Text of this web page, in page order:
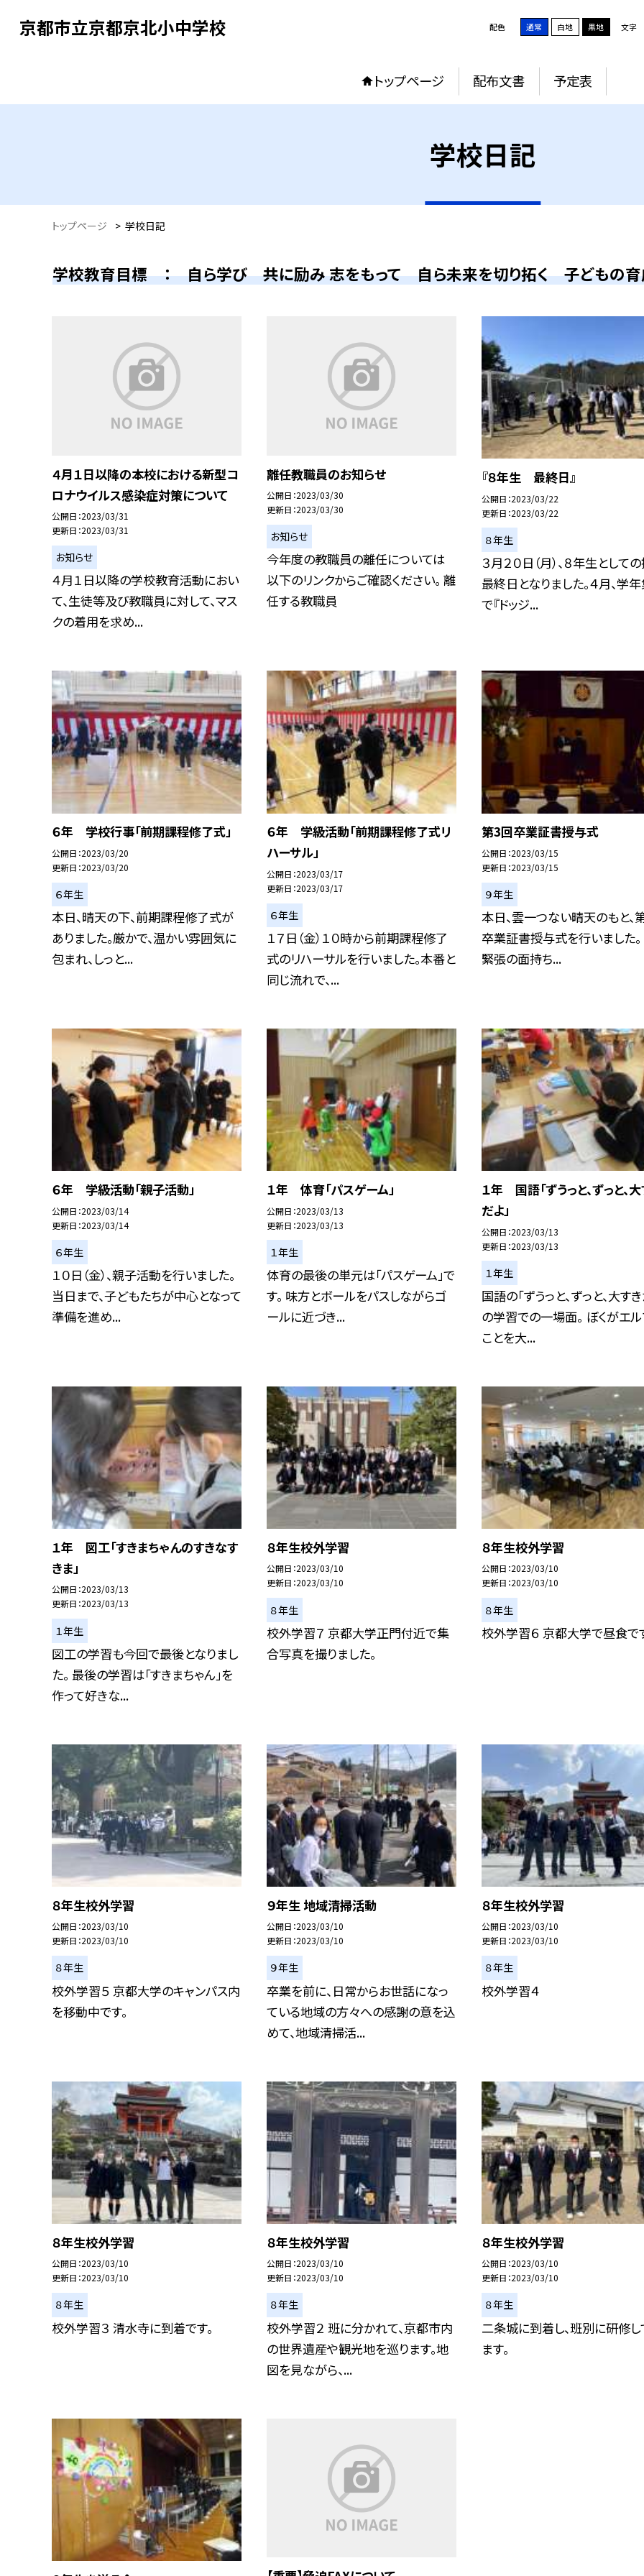
京都市立京都京北小中学校 配色 通常 白地 黒地 文字
トップページ 配布文書 予定表
学校日記
トップページ > 学校日記
学校教育目標 ： 自ら学び 共に励み 志をもって 自ら未来を切り拓く 子どもの
４月１日以降の本校における新型コ
ロナウイルス感染症対策について
公開日 2023/03/31
更新日 2023/03/31
お知らせ
４月１日以降の学校教育活動におい
て、生徒等及び教職員に対して、マス
クの着用を求め...
離任教職員のお知らせ
公開日 2023/03/30
更新日 2023/03/30
お知らせ
今年度の教職員の離任については
以下のリンクからご確認ください。 離
任する教職員
『８年生 最終日』
公開日 2023/03/22
更新日 2023/03/22
８年生
３月２０日（月）、８年生として
最終日となりました。４月、学
で『ドッジ...
６年 学校行事「前期課程修了式」
公開日 2023/03/20
更新日 2023/03/20
６年生
本日、晴天の下、前期課程修了式が
ありました。厳かで、温かい雰囲気に
包まれ、しっと...
６年 学級活動「前期課程修了式リ
ハーサル」
公開日 2023/03/17
更新日 2023/03/17
６年生
１７日（金）１０時から前期課程修了
式のリハーサルを行いました。本番と
同じ流れで、...
第3回卒業証書授与式
公開日 2023/03/15
更新日 2023/03/15
９年生
本日、雲一つない晴天のもと、
卒業証書授与式を行いました。
緊張の面持ち...
６年 学級活動「親子活動」
公開日 2023/03/14
更新日 2023/03/14
６年生
１０日（金）、親子活動を行いました。
当日まで、子どもたちが中心となって
準備を進め...
１年 体育「パスゲーム」
公開日 2023/03/13
更新日 2023/03/13
１年生
体育の最後の単元は「パスゲーム」で
す。 味方とボールをパスしながらゴ
ールに近づき...
１年 国語「ずうっと、ずっと、
だよ」
公開日 2023/03/13
更新日 2023/03/13
１年生
国語の「ずうっと、ずっと、大す
の学習での一場面。 ぼくがエ
ことを大...
１年 図工「すきまちゃんのすきなす
きま」
公開日 2023/03/13
更新日 2023/03/13
１年生
図工の学習も今回で最後となりまし
た。 最後の学習は「すきまちゃん」を
作って好きな...
８年生校外学習
公開日 2023/03/10
更新日 2023/03/10
８年生
校外学習７ 京都大学正門付近で集
合写真を撮りました。
８年生校外学習
公開日 2023/03/10
更新日 2023/03/10
８年生
校外学習６ 京都大学で昼食で
８年生校外学習
公開日 2023/03/10
更新日 2023/03/10
８年生
校外学習５ 京都大学のキャンパス内
を移動中です。
９年生 地域清掃活動
公開日 2023/03/10
更新日 2023/03/10
９年生
卒業を前に、日常からお世話になっ
ている地域の方々への感謝の意を込
めて、地域清掃活...
８年生校外学習
公開日 2023/03/10
更新日 2023/03/10
８年生
校外学習４
８年生校外学習
公開日 2023/03/10
更新日 2023/03/10
８年生
校外学習３ 清水寺に到着です。
８年生校外学習
公開日 2023/03/10
更新日 2023/03/10
８年生
校外学習２ 班に分かれて、京都市内
の世界遺産や観光地を巡ります。地
図を見ながら、...
８年生校外学習
公開日 2023/03/10
更新日 2023/03/10
８年生
二条城に到着し、班別に研修
ます。